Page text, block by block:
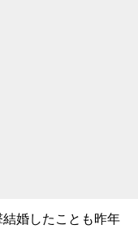
婚したことも昨年